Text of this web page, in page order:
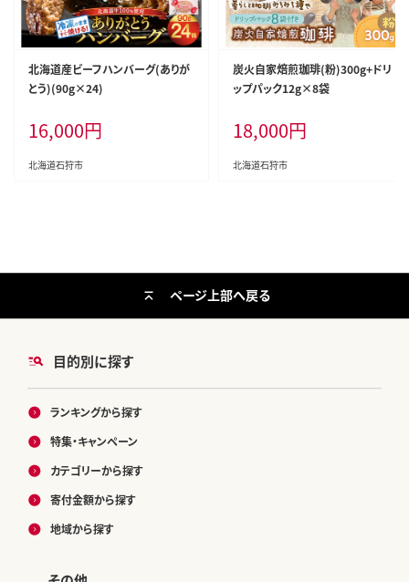
北海道産ビーフハンバーグ(ありが
とう)(90g×24)
16,000円
北海道石狩市
炭火自家焙煎珈琲(粉)300g+ドリ
ップパック12g×8袋
18,000円
北海道石狩市
目的別に探す
ランキングから探す
特集・キャンペーン
カテゴリーから探す
寄付金額から探す
地域から探す
ページ上部へ戻る